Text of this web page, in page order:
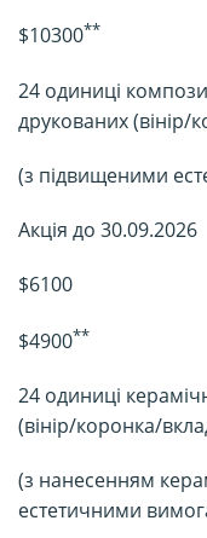
$10300**
24 одиниці
друкованих (вінір/
(з підвищеними
Акція до 30.09.2026
$6100
$4900**
24 одиниці
(вінір/коронка/
(з нанесенням
естетичними